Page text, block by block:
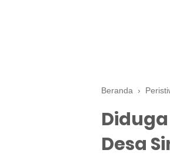
Beranda ›
Desa